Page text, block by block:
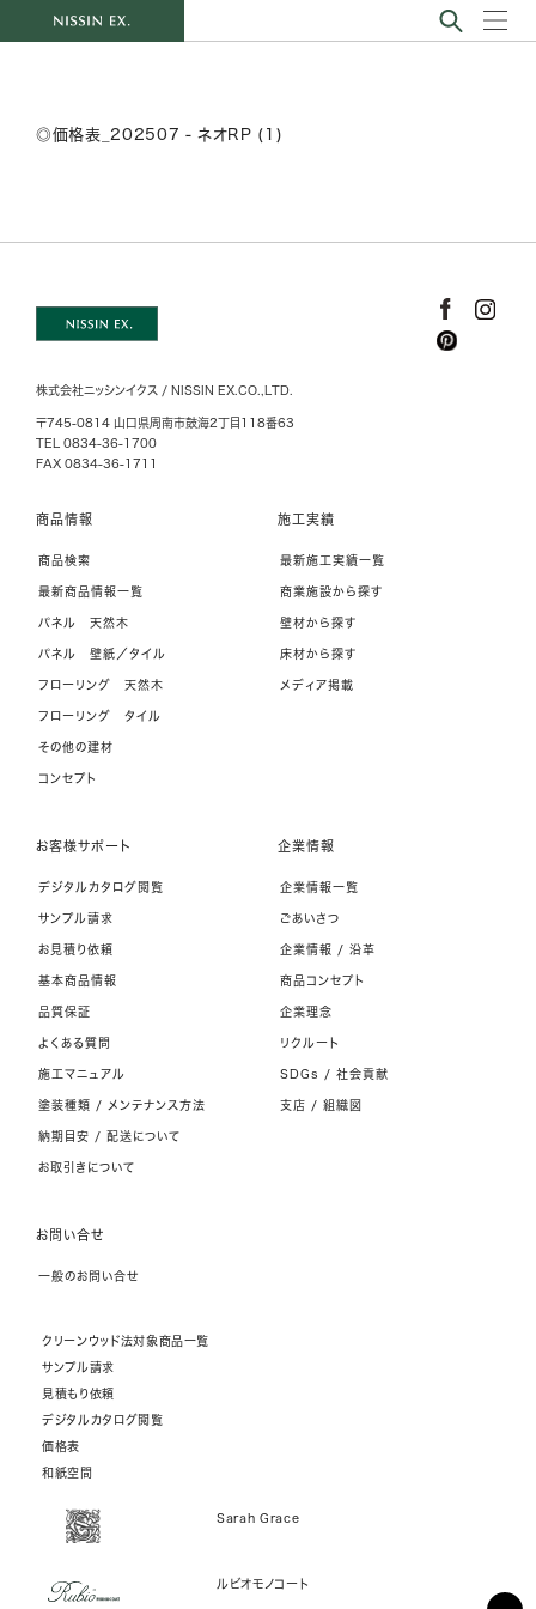
◎価格表_202507 - ネオRP (1)
株式会社ニッシンイクス / NISSIN EX.CO.,LTD.
〒745-0814 山口県周南市鼓海2丁目118番63
TEL 0834-36-1700
FAX 0834-36-1711
商品情報
商品検索
最新商品情報一覧
パネル 天然木
パネル 壁紙／タイル
フローリング 天然木
フローリング タイル
その他の建材
コンセプト
施工実績
最新施工実績一覧
商業施設から探す
壁材から探す
床材から探す
メディア掲載
お客様サポート
デジタルカタログ閲覧
サンプル請求
お見積り依頼
基本商品情報
品質保証
よくある質問
施工マニュアル
塗装種類 / メンテナンス方法
納期目安 / 配送について
お取引きについて
企業情報
企業情報一覧
ごあいさつ
企業情報 / 沿革
商品コンセプト
企業理念
リクルート
SDGs / 社会貢献
支店 / 組織図
お問い合せ
一般のお問い合せ
クリーンウッド法対象商品一覧
サンプル請求
見積もり依頼
デジタルカタログ閲覧
価格表
和紙空間
Sarah Grace
ルビオモノコート